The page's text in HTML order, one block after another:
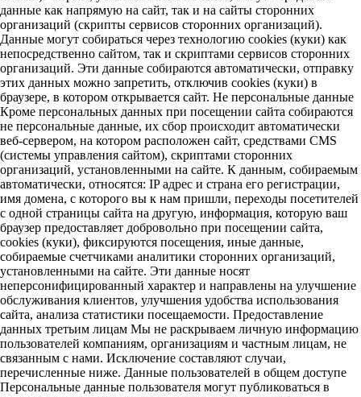
данные как напрямую на сайт, так и на сайты сторонних
организаций (скрипты сервисов сторонних организаций).
Данные могут собираться через технологию cookies (куки) как
непосредственно сайтом, так и скриптами сервисов сторонних
организаций. Эти данные собираются автоматически, отправку
этих данных можно запретить, отключив cookies (куки) в
браузере, в котором открывается сайт. Не персональные данные
Кроме персональных данных при посещении сайта собираются
не персональные данные, их сбор происходит автоматически
веб-сервером, на котором расположен сайт, средствами CMS
(системы управления сайтом), скриптами сторонних
организаций, установленными на сайте. К данным, собираемым
автоматически, относятся: IP адрес и страна его регистрации,
имя домена, с которого вы к нам пришли, переходы посетителей
с одной страницы сайта на другую, информация, которую ваш
браузер предоставляет добровольно при посещении сайта,
cookies (куки), фиксируются посещения, иные данные,
собираемые счетчиками аналитики сторонних организаций,
установленными на сайте. Эти данные носят
неперсонифицированный характер и направлены на улучшение
обслуживания клиентов, улучшения удобства использования
сайта, анализа статистики посещаемости. Предоставление
данных третьим лицам Мы не раскрываем личную информацию
пользователей компаниям, организациям и частным лицам, не
связанным с нами. Исключение составляют случаи,
перечисленные ниже. Данные пользователей в общем доступе
Персональные данные пользователя могут публиковаться в